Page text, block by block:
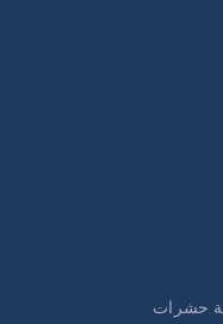
حشرات